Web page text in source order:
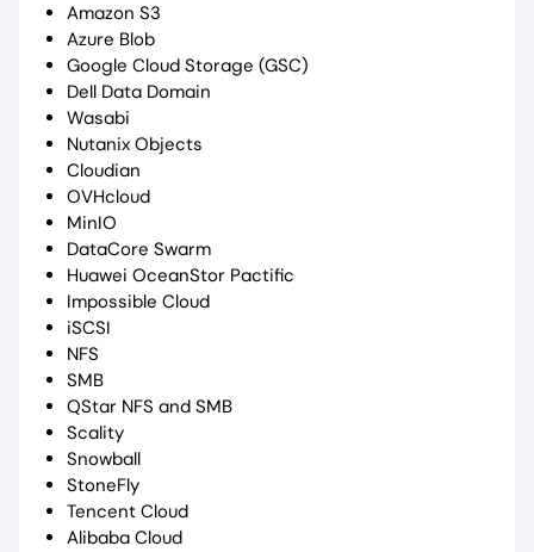
Amazon S3
Azure Blob
Google Cloud Storage (GSC)
Dell Data Domain
Wasabi
Nutanix Objects
Cloudian
OVHcloud
MinIO
DataCore Swarm
Huawei OceanStor Pactific
Impossible Cloud
iSCSI
NFS
SMB
QStar NFS and SMB
Scality
Snowball
StoneFly
Tencent Cloud
Alibaba Cloud